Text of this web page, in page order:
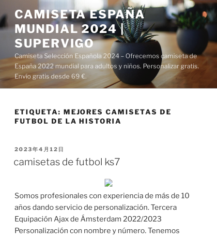
al
contenido
CAMISETA ESPAÑA
MUNDIAL 2024 |
SUPERVIGO
Camiseta Selección Española 2024 – Ofrecemos camiseta de
España 2022 mundial para adultos y niños. Personalizar gratis.
Envío gratis desde 69 €.
ETIQUETA: MEJORES CAMISETAS DE
FUTBOL DE LA HISTORIA
PUBLICADO
2023年4月12日
camisetas de futbol ks7
Somos profesionales con experiencia de más de 10
años dando servicio de personalización. Tercera
Equipación Ajax de Ámsterdam 2022/2023
Personalización con nombre y número. Tenemos